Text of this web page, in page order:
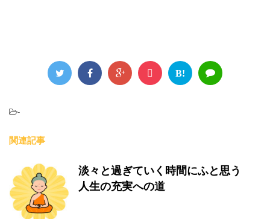
B!
-
関連記事
淡々と過ぎていく時間にふと思う
人生の充実への道